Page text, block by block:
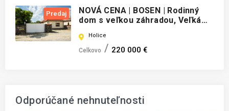
Predaj
NOVÁ CENA | BOSEN | Rodinný
dom s veľkou záhradou, Veľká
Holice
Celkovo 220 000 €
Odporúčané nehnuteľnosti